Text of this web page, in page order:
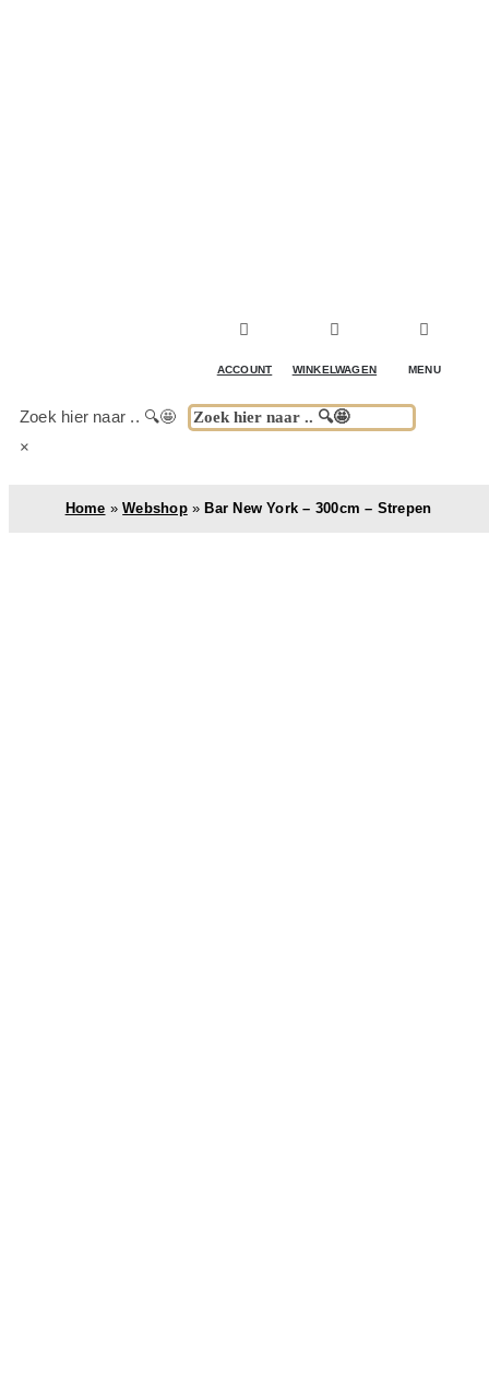
ACCOUNT WINKELWAGEN MENU
Zoek hier naar .. 🔍🤩
×
Home »Webshop» Bar New York – 300cm – Strepen